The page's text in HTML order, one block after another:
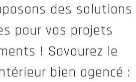
des solutions
pour vos projets
! Savourez le
bien agencé :